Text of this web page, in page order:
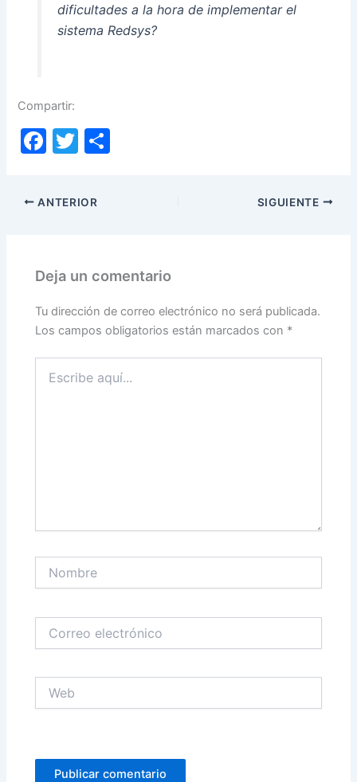
dificultades a la hora de implementar el
sistema Redsys?
Compartir:
F
c
e
o
o
k
T
itt
er
tir
ANTERIOR SIGUIENTE
Deja un comentario
Tu dirección de correo electrónico no será publicada.
Los campos obligatorios están marcados con *
aquí...
electrónico